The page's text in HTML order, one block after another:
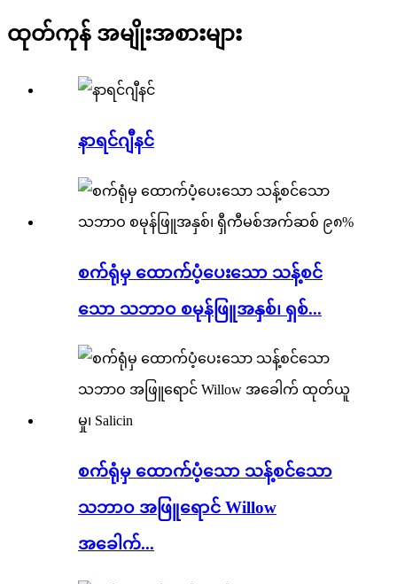
ထုတ်ကုန် အမျိုးအစားများ
နာရင်ဂျီနင်
စက်ရုံမှ ထောက်ပံ့ပေးသော သန့်စင်
သော သဘာဝ စမုန်ဖြူအနှစ်၊ ရှစ်...
စက်ရုံမှ ထောက်ပံ့သော သန့်စင်သော
သဘာဝ အဖြူရောင် Willow
အခေါက်...